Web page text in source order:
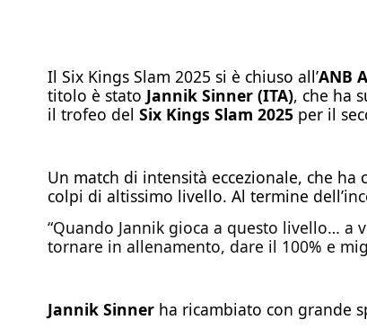
Il Six Kings Slam 2025 si è chiuso all’ANB
titolo è stato Jannik Sinner (ITA), che ha
il trofeo del Six Kings Slam 2025per il
Un match di intensità eccezionale, che
colpi di altissimo livello. Al termine
“Quando Jannik gioca a questo livello… a
tornare in allenamento, dare il 100% e
Jannik Sinnerha ricambiato con grande